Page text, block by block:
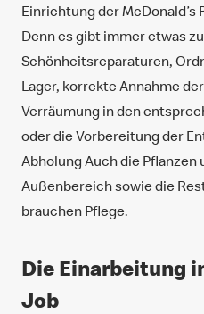
Einrichtung der McDonald’s
Denn es gibt immer etwas
Schönheitsreparaturen,
Lager, korrekte Annahme
Verräumung in den
oder die Vorbereitung der
Abholung Auch die Pflanzen
Außenbereich sowie die
brauchen Pflege.
Die Einarbeitung
Job